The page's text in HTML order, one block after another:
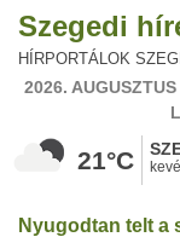
Szegedi
HÍRPORTÁLOK
2026.
21°C
Nyugodtan telt a